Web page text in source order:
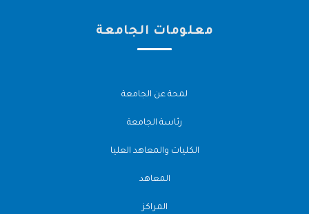
معلومات الجامعة
لمحة عن الجامعة
رئاسة الجامعة
الكليات والمعاهد العليا
المعاهد
المراكز